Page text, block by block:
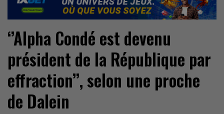
‘’Alpha Condé est devenu
président de la République par
effraction’’, selon une proche
de Dalein